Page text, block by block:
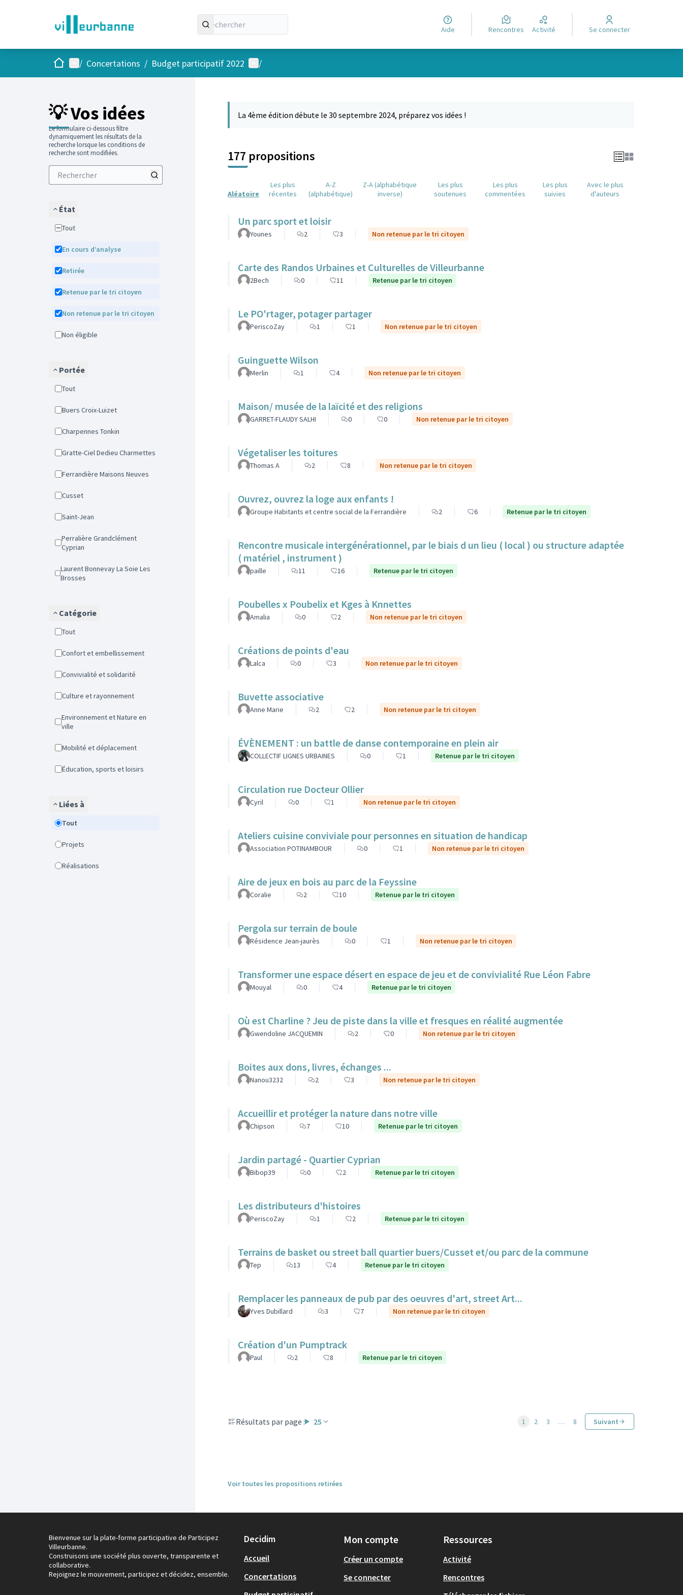
Aide Rencontres Activité Se connecter
AccueilMenu principal
/ Concertations / Budget participatif 2022 Menu utilisateur
/
💡 Vos idées
Le formulaire ci-dessous filtre
dynamiquement les résultats de la
recherche lorsque les conditions de
recherche sont modifiées.
État
Tout
En cours d’analyse
Retirée
Retenue par le tri citoyen
Non retenue par le tri citoyen
Non éligible
Portée
Tout
Buers Croix-Luizet
Charpennes Tonkin
Gratte-Ciel Dedieu Charmettes
Ferrandière Maisons Neuves
Cusset
Saint-Jean
Perralière Grandclément
Cyprian
Laurent Bonnevay La Soie Les
Brosses
Catégorie
Tout
Confort et embellissement
Convivialité et solidarité
Culture et rayonnement
Environnement et Nature en
ville
Mobilité et déplacement
Éducation, sports et loisirs
Liées à
Tout
Projets
Réalisations
La 4ème édition débute le 30 septembre 2024, préparez vos idées !
177 propositions
Aléatoire
Les plus
récentes
A-Z
(alphabétique)
Z-A (alphabétique
inverse)
Les plus
soutenues
Les plus
commentées
Les plus
suivies
Avec le plus
d'auteurs
Un parc sport et loisir
Younes 2 3 Non retenue par le tri citoyen
Carte des Randos Urbaines et Culturelles de Villeurbanne
2Bech 0 11 Retenue par le tri citoyen
Le PO'rtager, potager partager
PeriscoZay 1 1 Non retenue par le tri citoyen
Guinguette Wilson
Merlin 1 4 Non retenue par le tri citoyen
Maison/ musée de la laïcité et des religions
GARRET-FLAUDY SALHI 0 0 Non retenue par le tri citoyen
Végetaliser les toitures
Thomas A 2 8 Non retenue par le tri citoyen
Ouvrez, ouvrez la loge aux enfants !
Groupe Habitants et centre social de la Ferrandière 2 6 Retenue par le tri citoyen
Rencontre musicale intergénérationnel, par le biais d un lieu ( local ) ou structure adaptée
( matériel , instrument )
paille 11 16 Retenue par le tri citoyen
Poubelles x Poubelix et Kges à Knnettes
Amalia 0 2 Non retenue par le tri citoyen
Créations de points d'eau
Lalca 0 3 Non retenue par le tri citoyen
Buvette associative
Anne Marie 2 2 Non retenue par le tri citoyen
ÉVÈNEMENT : un battle de danse contemporaine en plein air
COLLECTIF LIGNES URBAINES 0 1 Retenue par le tri citoyen
Circulation rue Docteur Ollier
Cyril 0 1 Non retenue par le tri citoyen
Ateliers cuisine conviviale pour personnes en situation de handicap
Association POTINAMBOUR 0 1 Non retenue par le tri citoyen
Aire de jeux en bois au parc de la Feyssine
Coralie 2 10 Retenue par le tri citoyen
Pergola sur terrain de boule
Résidence Jean-jaurès 0 1 Non retenue par le tri citoyen
Transformer une espace désert en espace de jeu et de convivialité Rue Léon Fabre
Mouyal 0 4 Retenue par le tri citoyen
Où est Charline ? Jeu de piste dans la ville et fresques en réalité augmentée
Gwendoline JACQUEMIN 2 0 Non retenue par le tri citoyen
Boites aux dons, livres, échanges ...
Nanou3232 2 3 Non retenue par le tri citoyen
Accueillir et protéger la nature dans notre ville
Chipson 7 10 Retenue par le tri citoyen
Jardin partagé - Quartier Cyprian
Bibop39 0 2 Retenue par le tri citoyen
Les distributeurs d'histoires
PeriscoZay 1 2 Retenue par le tri citoyen
Terrains de basket ou street ball quartier buers/Cusset et/ou parc de la commune
Tep 13 4 Retenue par le tri citoyen
Remplacer les panneaux de pub par des oeuvres d'art, street Art...
Yves Dubillard 3 7 Non retenue par le tri citoyen
Création d'un Pumptrack
Paul 2 8 Retenue par le tri citoyen
Résultats par page : 25 1 2 3 … 8 Suivant
Voir toutes les propositions retirées
Bienvenue sur la plate-forme participative de Participez
Villeurbanne.
Construisons une société plus ouverte, transparente et
collaborative.
Rejoignez le mouvement, participez et décidez, ensemble.
Decidim
Accueil
Concertations
Mon compte
Créer un compte
Se connecter
Ressources
Activité
Rencontres